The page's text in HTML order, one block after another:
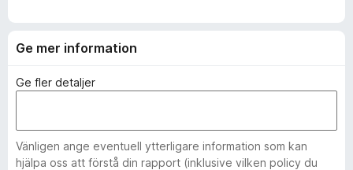
Ge mer information
Ge fler detaljer
Vänligen ange eventuell ytterligare information som kan
hjälpa oss att förstå din rapport (inklusive vilken policy du